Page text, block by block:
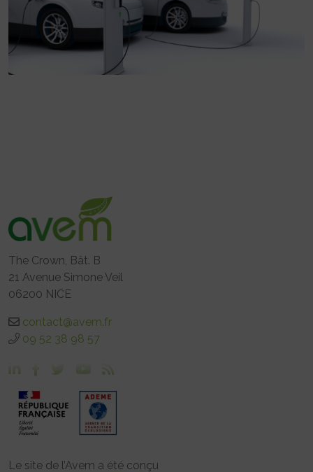
The Crown, Bât. B
21 Avenue Simone Veil
06200 NICE
contact@avem.fr
09 52 38 98 57
Le site de l’Avem a été conçu